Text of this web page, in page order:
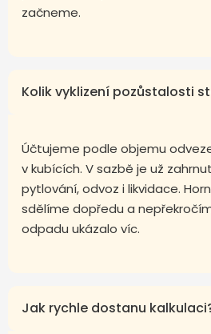
začneme.
Kolik vyklizení pozůstalosti
Účtujeme podle objemu
v kubících. V sazbě je už
pytlování, odvoz i likvidace.
sdělíme dopředu a
odpadu ukázalo víc.
Jak rychle dostanu